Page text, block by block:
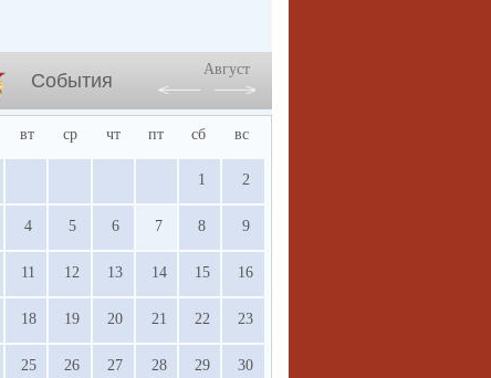
События
Август
вт ср чт пт сб вс
1 2
4 5 6 7 8 9
11 12 13 14 15 16
18 19 20 21 22 23
25 26 27 28 29 30